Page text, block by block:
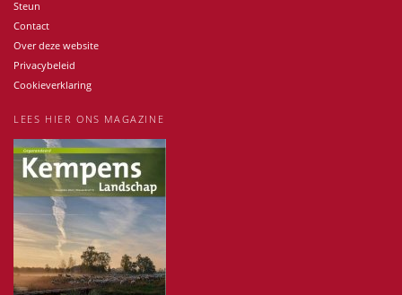
Steun
Contact
Over deze website
Privacybeleid
Cookieverklaring
LEES HIER ONS MAGAZINE